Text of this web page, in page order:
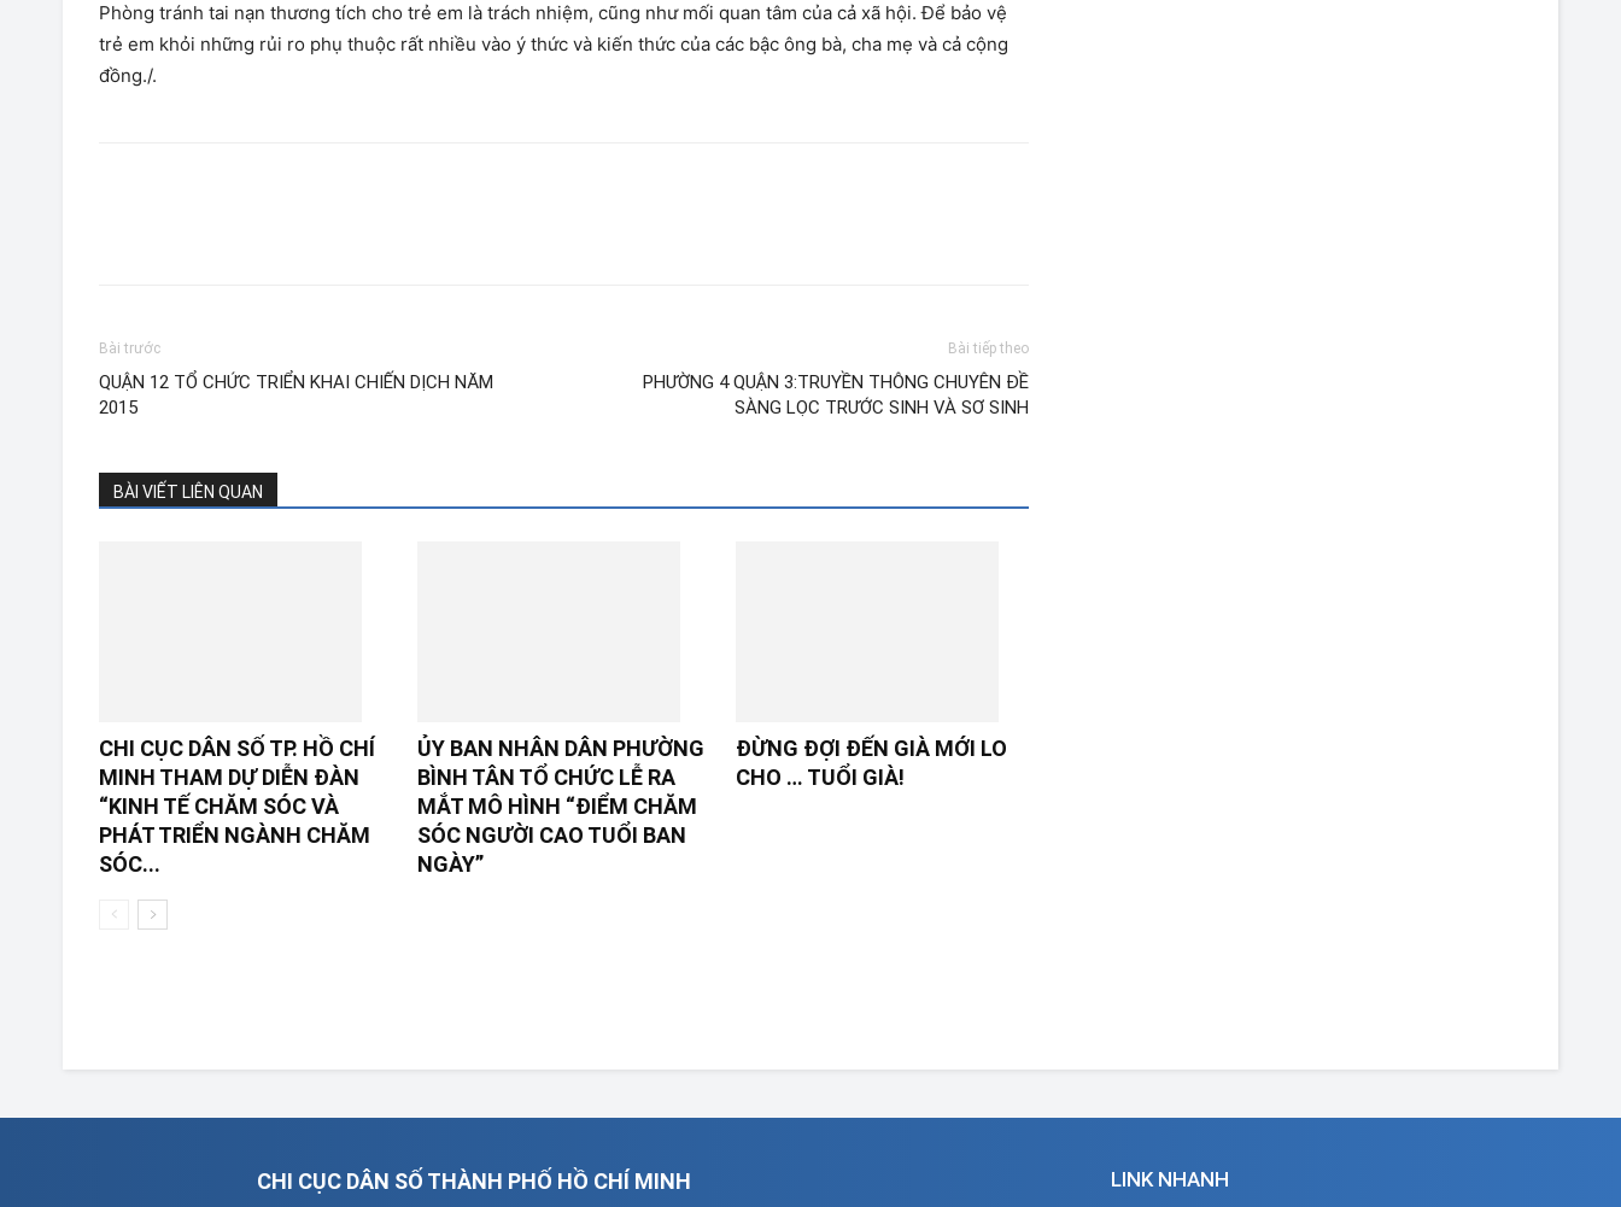
Phòng tránh tai nạn thương tích cho trẻ em là trách nhiệm, cũng như mối quan tâm của cả xã hội. Để bảo vệ
trẻ em khỏi những rủi ro phụ thuộc rất nhiều vào ý thức và kiến thức của các bậc ông bà, cha mẹ và cả cộng
đồng./.
Bài trước
QUẬN 12 TỔ CHỨC TRIỂN KHAI CHIẾN DỊCH NĂM
2015
Bài tiếp theo
PHƯỜNG 4 QUẬN 3:TRUYỀN THÔNG CHUYÊN ĐỀ
SÀNG LỌC TRƯỚC SINH VÀ SƠ SINH
BÀI VIẾT LIÊN QUAN
CHI CỤC DÂN SỐ TP. HỒ CHÍ
MINH THAM DỰ DIỄN ĐÀN
“KINH TẾ CHĂM SÓC VÀ
PHÁT TRIỂN NGÀNH CHĂM
SÓC...
ỦY BAN NHÂN DÂN PHƯỜNG
BÌNH TÂN TỔ CHỨC LỄ RA
MẮT MÔ HÌNH “ĐIỂM CHĂM
SÓC NGƯỜI CAO TUỔI BAN
NGÀY”
ĐỪNG ĐỢI ĐẾN GIÀ MỚI LO
CHO … TUỔI GIÀ!
CHI CỤC DÂN SỐ THÀNH PHỐ HỒ CHÍ MINH LINK NHANH